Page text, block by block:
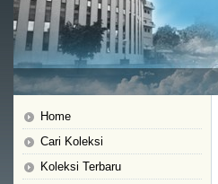
Home
Cari Koleksi
Koleksi Terbaru